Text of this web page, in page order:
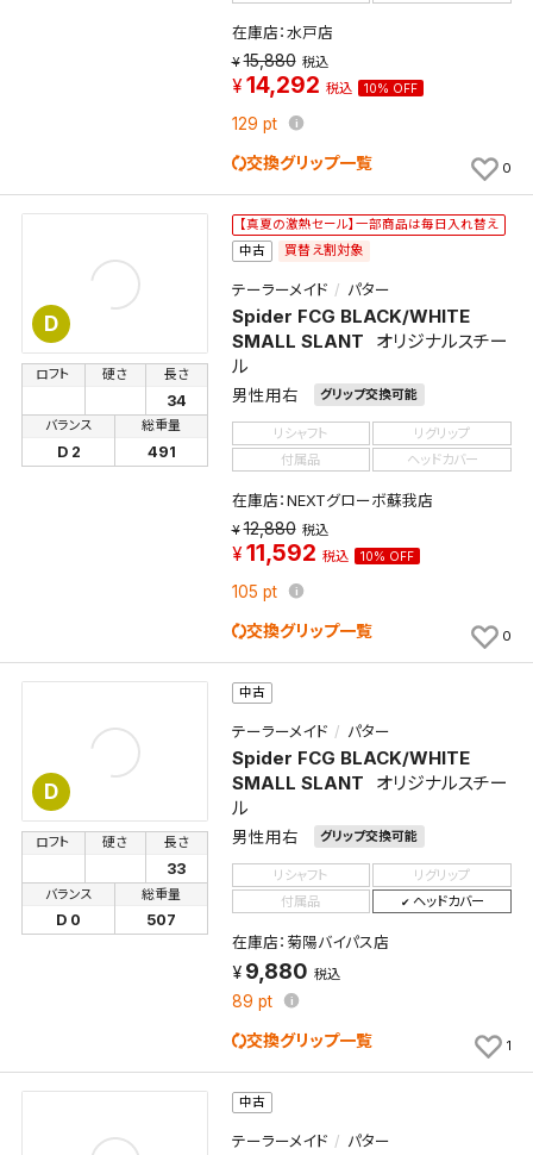
在庫店：水戸店
15,880 税込
14,292 税込 10% OFF
129 pt
交換グリップ一覧 0
D
【真夏の激熱セール】一部商品は毎日入れ替え
中古
買替え割対象
テーラーメイド パター
Spider FCG BLACK/WHITE
SMALL SLANT
オリジナルスチー
ル
男性用右 グリップ交換可能
ロフト 硬さ 長さ
34
バランス
D 2
総重量
491
リシャフト
リグリップ
付属品
ヘッドカバー
在庫店：NEXTグローボ蘇我店
12,880 税込
11,592 税込 10% OFF
105 pt
交換グリップ一覧 0
D
中古
テーラーメイド パター
Spider FCG BLACK/WHITE
SMALL SLANT
オリジナルスチー
ル
男性用右 グリップ交換可能
ロフト 硬さ 長さ
33
バランス
D 0
総重量
507
リシャフト
リグリップ
付属品
ヘッドカバー
在庫店：菊陽バイパス店
9,880 税込
89 pt
交換グリップ一覧 1
中古
テーラーメイド パター